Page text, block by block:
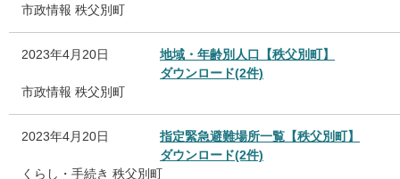
市政情報 秩父別町
2023年4月20日
地域・年齢別人口【秩父別町】
ダウンロード(2件)
市政情報 秩父別町
2023年4月20日
指定緊急避難場所一覧【秩父別町】
ダウンロード(2件)
くらし・手続き 秩父別町